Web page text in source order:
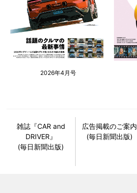
2026年4月号
雑誌『CAR and
DRIVER』
(毎日新聞出版)
広告掲載のご案内
(毎日新聞出版)